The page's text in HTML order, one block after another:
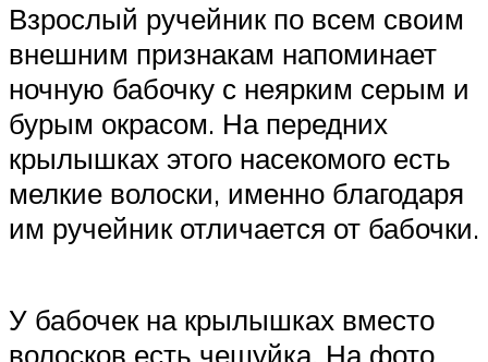
Взрослый ручейник по всем своим
внешним признакам напоминает
ночную бабочку с неярким серым и
бурым окрасом. На передних
крылышках этого насекомого есть
мелкие волоски, именно благодаря
им ручейник отличается от бабочки.
У бабочек на крылышках вместо
волосков есть чешуйка. На фото